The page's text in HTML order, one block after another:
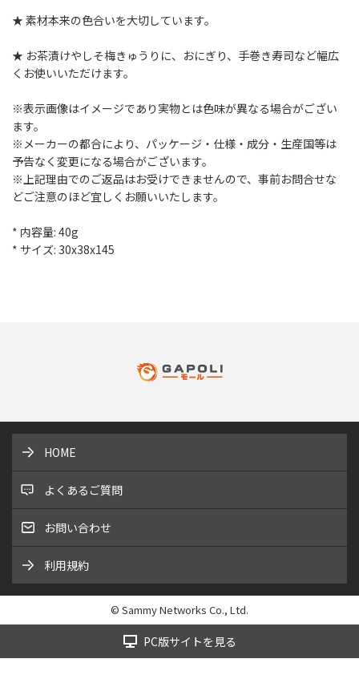
★ 素材本来の色合いを大切しています。
★ お茶漬けやしそ梅きゅうりに、おにぎり、手巻き寿司など幅広
くお使いいただけます。
※表示画像はイメージであり実物とは色味が異なる場合がござい
ます。
※メーカーの都合により、パッケージ・仕様・成分・生産国等は
予告なく変更になる場合がございます。
※上記理由でのご返品はお受けできませんので、事前お問合せな
どご注意のほど宜しくお願いいたします。
* 内容量: 40g
* サイズ: 30x38x145
HOME
よくあるご質問
お問い合わせ
利用規約
© Sammy Networks Co., Ltd.
PC版サイトを見る